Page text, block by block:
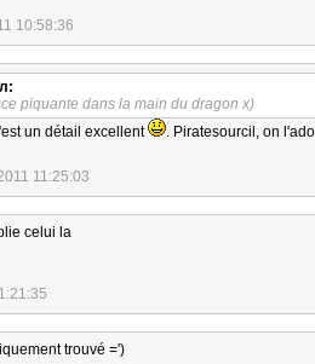
10:58:36
piquante dans la main du dragon x)
un détail excellent
. Piratesourcil, on
11:25:03
celui la
trouvé =')